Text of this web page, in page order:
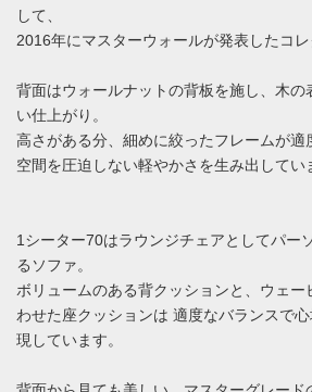
して、
2016年にマスターウォールが発表したコレ
背面はウォールナットの背板を施し、木の
い仕上がり。
高さがある分、細めに絞ったフレームが適
空間を圧迫しない軽やかさを生み出してい
1シーター70はラウンジチェアとしてパー
るソファ。
ボリュームのある背クッションと、ウェー
わせた座クッションは 適度なバランスで
現しています。